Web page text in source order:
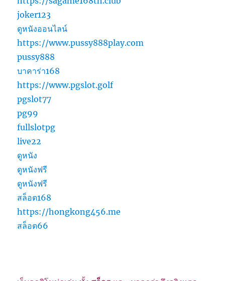
joker123
ดูหนังออนไลน์
https://www.pussy888play.com
pussy888
บาคาร่า168
https://www.pgslot.golf
pgslot77
pg99
fullslotpg
live22
ดูหนัง
ดูหนังฟรี
ดูหนังฟรี
สล็อต168
https://hongkong456.me
สล็อต66